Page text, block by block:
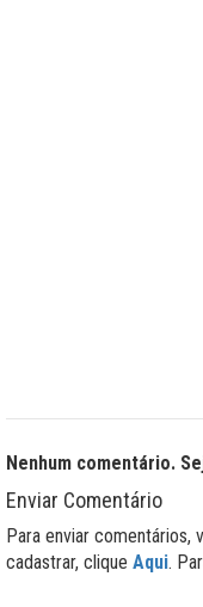
Nenhum comentário.
Enviar Comentário
Para enviar comentários,
cadastrar, clique Aqui.